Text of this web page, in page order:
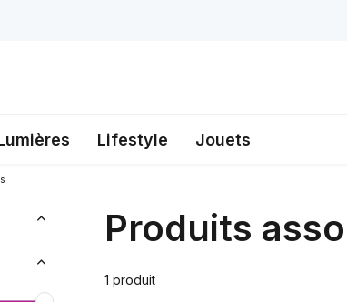
Lifestyle Jouets
Produits
1 produit